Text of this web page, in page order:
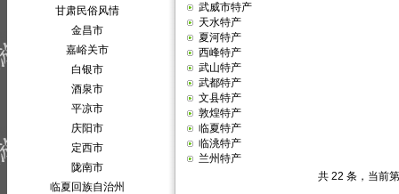
甘肃民俗风情
金昌市
嘉峪关市
白银市
酒泉市
平凉市
庆阳市
定西市
陇南市
临夏回族自治州
武威市特产
天水特产
夏河特产
西峰特产
武山特产
武都特产
文县特产
敦煌特产
临夏特产
临洮特产
兰州特产
共 22 条，当前